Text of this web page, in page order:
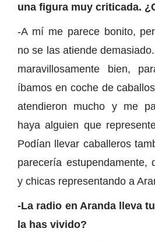
una figura muy criticada.
-A mí me parece bonito,
no se las atiende
maravillosamente bien,
íbamos en coche de
atendieron mucho y me
haya alguien que
Podían llevar caballeros
parecería estupendamente,
y chicas representando a
-La radio en Aranda lleva
la has vivido?